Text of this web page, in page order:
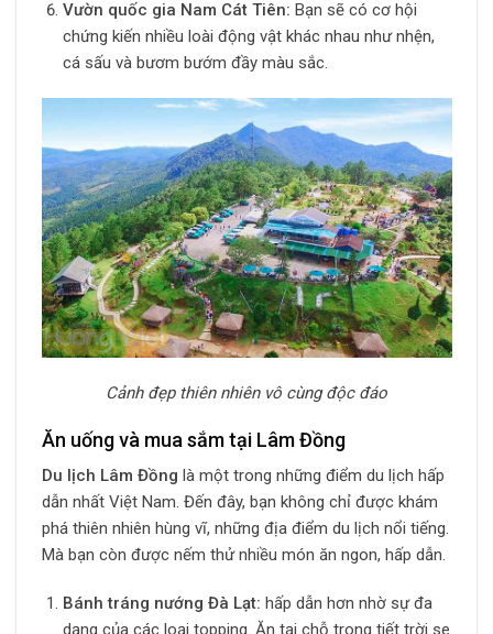
Vườn quốc gia Nam Cát Tiên: Bạn sẽ có cơ hội
chứng kiến ​​nhiều loài động vật khác nhau như nhện,
cá sấu và bươm bướm đầy màu sắc.
Cảnh đẹp thiên nhiên vô cùng độc đáo
Ăn uống và mua sắm tại Lâm Đồng
Du lịch Lâm Đồng là một trong những điểm du lịch hấp
dẫn nhất Việt Nam. Đến đây, bạn không chỉ được khám
phá thiên nhiên hùng vĩ, những địa điểm du lịch nổi tiếng.
Mà bạn còn được nếm thử nhiều món ăn ngon, hấp dẫn.
Bánh tráng nướng Đà Lạt: hấp dẫn hơn nhờ sự đa
dạng của các loại topping. Ăn tại chỗ trong tiết trời se